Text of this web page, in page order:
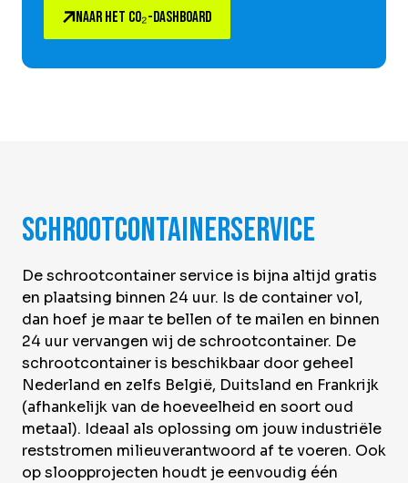
NAAR HET CO₂-DASHBOARD
Schrootcontainerservice
De schrootcontainer service is bijna altijd gratis
en plaatsing binnen 24 uur. Is de container vol,
dan hoef je maar te bellen of te mailen en binnen
24 uur vervangen wij de schrootcontainer. De
schrootcontainer is beschikbaar door geheel
Nederland en zelfs België, Duitsland en Frankrijk
(afhankelijk van de hoeveelheid en soort oud
metaal). Ideaal als oplossing om jouw industriële
reststromen milieuverantwoord af te voeren. Ook
op sloopprojecten houdt je eenvoudig één